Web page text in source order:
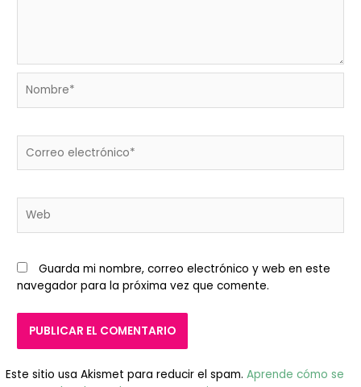
electrónico*
Guarda mi nombre, correo electrónico y web en este
navegador para la próxima vez que comente.
Este sitio usa Akismet para reducir el spam.Aprende cómo se